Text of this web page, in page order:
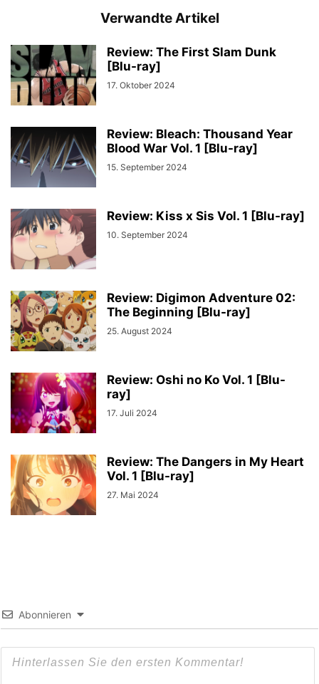
Verwandte Artikel
Review: The First Slam Dunk
[Blu-ray]
17. Oktober 2024
Review: Bleach: Thousand Year
Blood War Vol. 1 [Blu-ray]
15. September 2024
Review: Kiss x Sis Vol. 1 [Blu-ray]
10. September 2024
Review: Digimon Adventure 02:
The Beginning [Blu-ray]
25. August 2024
Review: Oshi no Ko Vol. 1 [Blu-
ray]
17. Juli 2024
Review: The Dangers in My Heart
Vol. 1 [Blu-ray]
27. Mai 2024
Abonnieren